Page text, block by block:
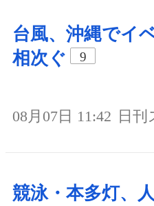
台風、沖縄でイ
相次ぐ
9
08月07日 11:42 日刊
競泳・本多灯、